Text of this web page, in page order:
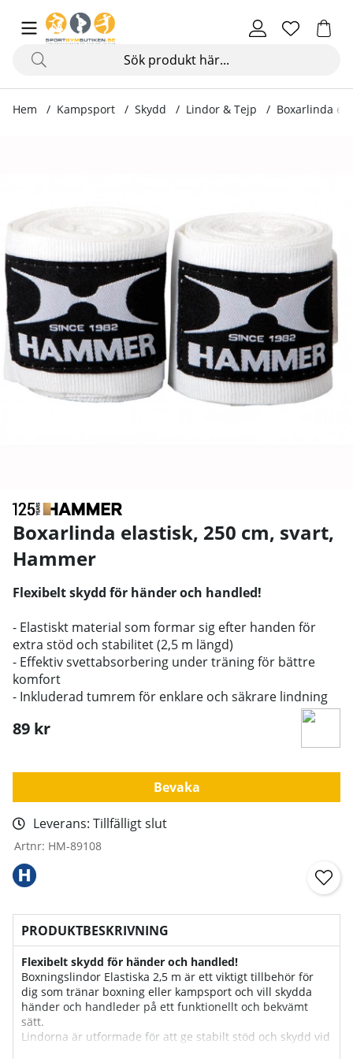
Hem Kampsport Skydd Lindor & Tejp Boxarlinda
Boxarlinda elastisk, 250 cm, svart,
Hammer
Flexibelt skydd för händer och handled!
- Elastiskt material som formar sig efter handen för
extra stöd och stabilitet (2,5 m längd)
- Effektiv svettabsorbering under träning för bättre
komfort
- Inkluderad tumrem för enklare och säkrare lindning
89 kr
Bevaka
Leverans: Tillfälligt slut
Artnr: HM-89108
PRODUKTBESKRIVNING
Flexibelt skydd för händer och handled!
Boxningslindor Elastiska 2,5 m är ett viktigt tillbehör för
dig som tränar boxning eller kampsport och vill skydda
händer och handleder på ett funktionellt och bekvämt
sätt.
Lindorna är utformade för att ge stabilt stöd och skydd vid